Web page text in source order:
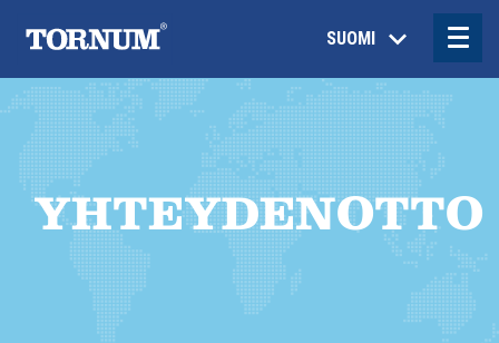
SUOMI
YHTEYDENOTTO